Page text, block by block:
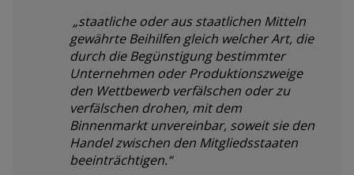
„staatliche oder aus staatlichen Mitteln
gewährte Beihilfen gleich welcher Art, die
durch die Begünstigung bestimmter
Unternehmen oder Produktionszweige
den Wettbewerb verfälschen oder zu
verfälschen drohen, mit dem
Binnenmarkt unvereinbar, soweit sie den
Handel zwischen den Mitgliedsstaaten
beeinträchtigen.“